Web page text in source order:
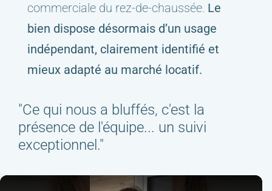
commerciale du rez-de-chaussée. Le
bien dispose désormais d’un usage
indépendant, clairement identifié et
mieux adapté au marché locatif.
"Ce qui nous a bluffés, c'est la
présence de l'équipe... un suivi
exceptionnel."